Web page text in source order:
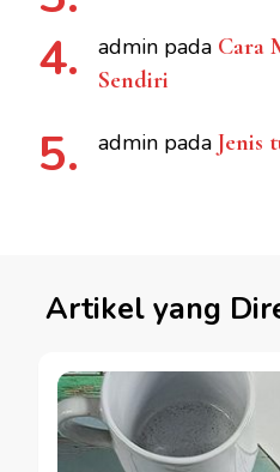
admin pada Cara
Sendiri
admin pada Jenis
Artikel yang